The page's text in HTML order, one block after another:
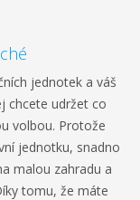
jednotek a váš
chcete udržet co
volbou. Protože
jednotku, snadno
malou zahradu a
tomu, že máte